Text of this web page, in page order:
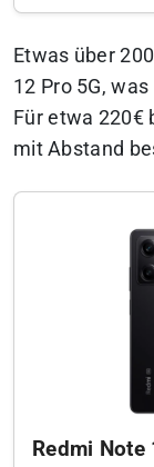
Etwas über
12 Pro 5G,
Für etwa 220€
mit Abstand
Redmi Note